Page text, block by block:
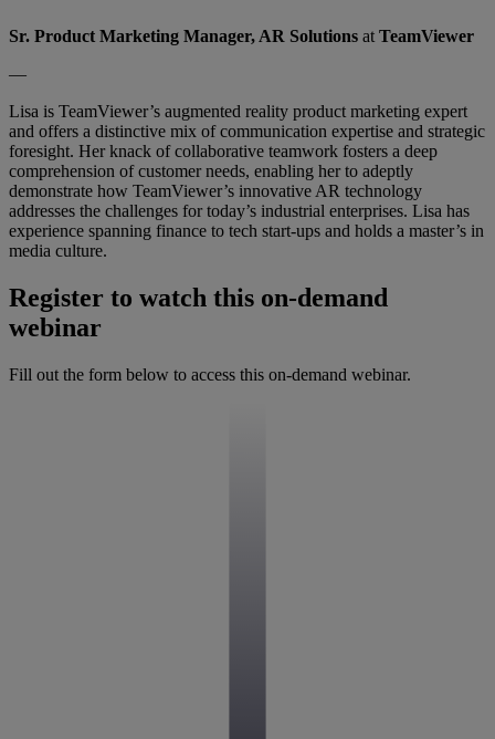
Sr. Product Marketing Manager, AR Solutions at TeamViewer
—
Lisa is TeamViewer’s augmented reality product marketing expert
and offers a distinctive mix of communication expertise and strategic
foresight. Her knack of collaborative teamwork fosters a deep
comprehension of customer needs, enabling her to adeptly
demonstrate how TeamViewer’s innovative AR technology
addresses the challenges for today’s industrial enterprises. Lisa has
experience spanning finance to tech start-ups and holds a master’s in
media culture.
Register to watch this on-demand
webinar
Fill out the form below to access this on-demand webinar.